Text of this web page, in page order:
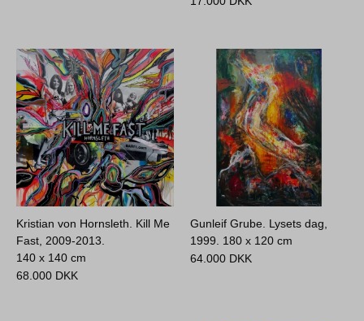
Kristian von Hornsleth. Kill Me
Fast, 2009-2013.
140 x 140 cm
68.000 DKK
Gunleif Grube. Lysets dag,
1999. 180 x 120 cm
64.000 DKK